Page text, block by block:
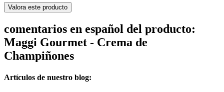
Valora este producto
comentarios en español del producto:
Maggi Gourmet - Crema de
Champiñones
Artículos de nuestro blog: